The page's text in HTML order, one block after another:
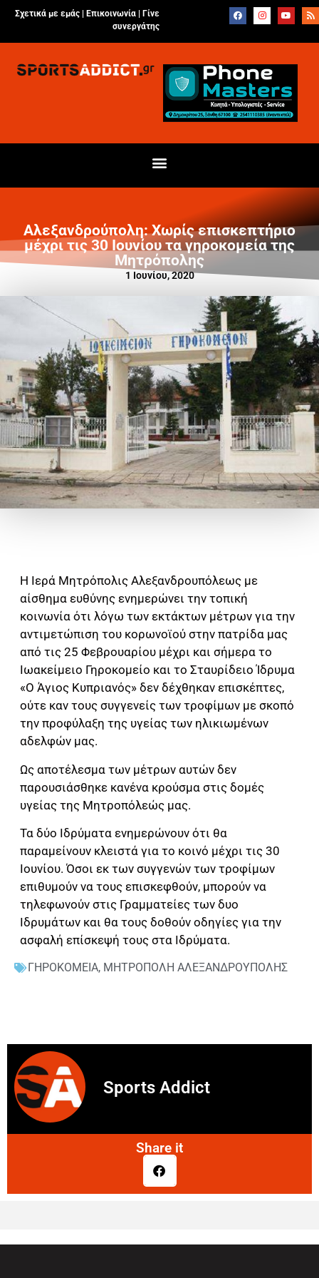
Σχετικά με εμάς | Επικοινωνία
Γίνε
συνεργάτης
Αλεξανδρούπολη: Χωρίς επισκεπτήριο
μέχρι τις 30 Ιουνίου τα γηροκομεία της
Μητρόπολης
1 Ιουνίου, 2020
Η Ιερά Μητρόπολις Αλεξανδρουπόλεως με
αίσθημα ευθύνης ενημερώνει την τοπική
κοινωνία ότι λόγω των εκτάκτων μέτρων για την
αντιμετώπιση του κορωνοϊού στην πατρίδα μας
από τις 25 Φεβρουαρίου μέχρι και σήμερα το
Ιωακείμειο Γηροκομείο και το Σταυρίδειο Ίδρυμα
«Ο Άγιος Κυπριανός» δεν δέχθηκαν επισκέπτες,
ούτε καν τους συγγενείς των τροφίμων με σκοπό
την προφύλαξη της υγείας των ηλικιωμένων
αδελφών μας.
Ως αποτέλεσμα των μέτρων αυτών δεν
παρουσιάσθηκε κανένα κρούσμα στις δομές
υγείας της Μητροπόλεώς μας.
Τα δύο Ιδρύματα ενημερώνουν ότι θα
παραμείνουν κλειστά για το κοινό μέχρι τις 30
Ιουνίου. Όσοι εκ των συγγενών των τροφίμων
επιθυμούν να τους επισκεφθούν, μπορούν να
τηλεφωνούν στις Γραμματείες των δυο
Ιδρυμάτων και θα τους δοθούν οδηγίες για την
ασφαλή επίσκεψή τους στα Ιδρύματα.
ΓΗΡΟΚΟΜΕΙΑ, ΜΗΤΡΟΠΟΛΗ ΑΛΕΞΑΝΔΡΟΥΠΟΛΗΣ
Sports Addict
Share it